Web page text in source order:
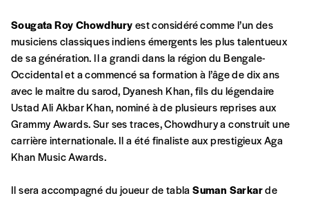
Mot de passe oublié?
Créer un
compte
qu’il estime juste. Dans l’objectif de rendre nos
activités et publications accessibles, et
d’affirmer notre attachement aux valeurs de
solidarité, nous vous proposons d’estimer
vous-mêmes le coût de notre publication.
Cette valeur peut donc être inférieure, égale
ou supérieure au prix indicatif. De cette
manière, vous soutenez le travail de l’équipe
de rédaction selon vos moyens et vos
Sougata Roy Chowdhuryest considéré comme l’un des
musiciens classiques indiens émergents les plus talentueux
de sa génération. Il a grandi dans la région du Bengale-
Occidental et a commencé sa formation à l’âge de dix ans
avec le maître du sarod, Dyanesh Khan, fils du légendaire
Ustad Ali Akbar Khan, nominé à de plusieurs reprises aux
Grammy Awards. Sur ses traces, Chowdhury a construit une
carrière internationale. Il a été finaliste aux prestigieux Aga
Khan Music Awards.
Il sera accompagné du joueur de tablaSuman Sarkarde